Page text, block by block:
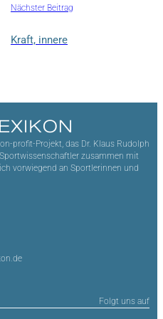
Nächster Beitrag
Kraft, innere
profit-Projekt, das Dr. Klaus Rudolph
zusammen mit
vorwiegend an Sportlerinnen und
Folgt uns auf